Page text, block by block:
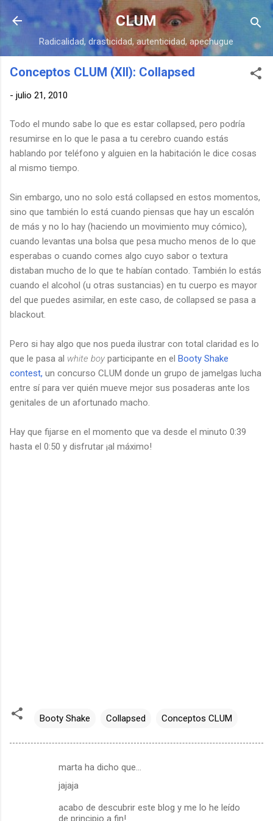
Ir al contenido principal
CLUM
Radicalidad, drasticidad, autenticidad, apechugue
Conceptos CLUM (XII): Collapsed
- julio 21, 2010
Todo el mundo sabe lo que es estar collapsed, pero podría
resumirse en lo que le pasa a tu cerebro cuando estás
hablando por teléfono y alguien en la habitación le dice cosas
al mismo tiempo.
Sin embargo, uno no solo está collapsed en estos momentos,
sino que también lo está cuando piensas que hay un escalón
de más y no lo hay (haciendo un movimiento muy cómico),
cuando levantas una bolsa que pesa mucho menos de lo que
esperabas o cuando comes algo cuyo sabor o textura
distaban mucho de lo que te habían contado. También lo estás
cuando el alcohol (u otras sustancias) en tu cuerpo es mayor
del que puedes asimilar, en este caso, de collapsed se pasa a
blackout.
Pero si hay algo que nos pueda ilustrar con total claridad es lo
que le pasa al white boy participante en el Booty Shake
contest, un concurso CLUM donde un grupo de jamelgas lucha
entre sí para ver quién mueve mejor sus posaderas ante los
genitales de un afortunado macho.
Hay que fijarse en el momento que va desde el minuto 0:39
hasta el 0:50 y disfrutar ¡al máximo!
Booty Shake Collapsed Conceptos CLUM
marta ha dicho que…
jajaja
acabo de descubrir este blog y me lo he leído
de principio a fin!